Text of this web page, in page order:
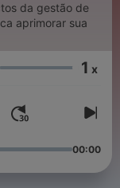
da gestão de
aprimorar sua
1 x
00:00